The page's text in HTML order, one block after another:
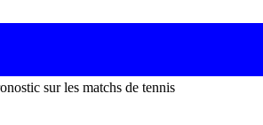
sur les matchs de tennis